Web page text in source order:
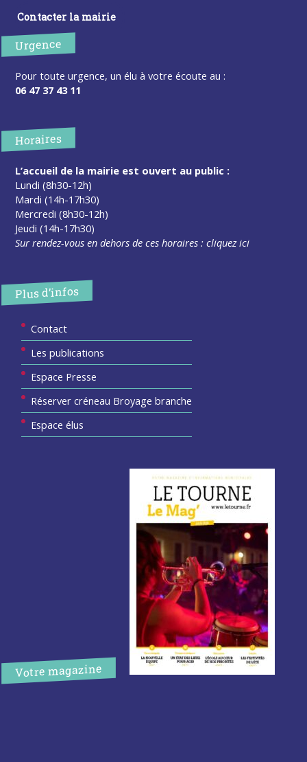
Contacter la mairie
Urgence
Pour toute urgence, un élu à votre écoute au :
06 47 37 43 11
Horaires
L’accueil de la mairie est ouvert au public :
Lundi (8h30-12h)
Mardi (14h-17h30)
Mercredi (8h30-12h)
Jeudi (14h-17h30)
Sur rendez-vous en dehors de ces horaires :cliquez ici
Plus d’infos
Contact
Les publications
Espace Presse
Réserver créneau Broyage branche
Espace élus
Votre magazine